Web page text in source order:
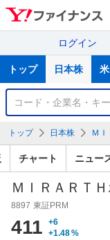
ログイン
サ
トップ 日本株
銘
検
トップ 日本株 Ｍ
チャート ニュー
ＭＩＲＡＲＴ
8897 東証PRM
411
+6
+1.48%